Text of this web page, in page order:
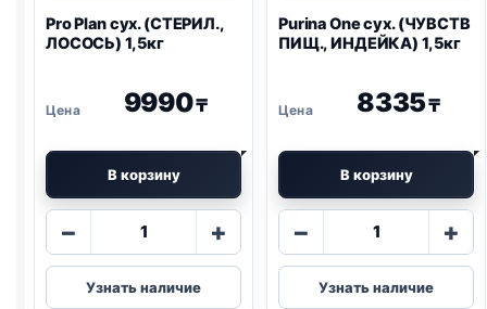
Pro Planсух. (СТЕРИЛ.,
ЛОСОСЬ) 1,5кг
9990₸
В корзину
−
Количество
Pro
Plan
+
Узнать наличие
Purina Oneсух. (ЧУВСТВ
ПИЩ., ИНДЕЙКА) 1,5кг
8335₸
В корзину
−
Количество
Purina
One
+
Узнать наличие